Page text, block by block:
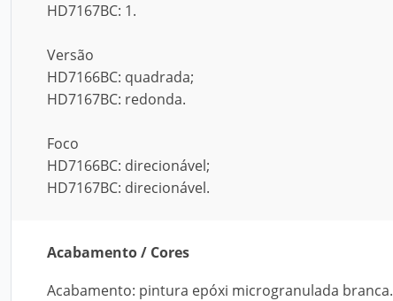
HD7167BC: 1.
Versão
HD7166BC: quadrada;
HD7167BC: redonda.
Foco
HD7166BC: direcionável;
HD7167BC: direcionável.
Acabamento / Cores
Acabamento: pintura epóxi microgranulada branca.